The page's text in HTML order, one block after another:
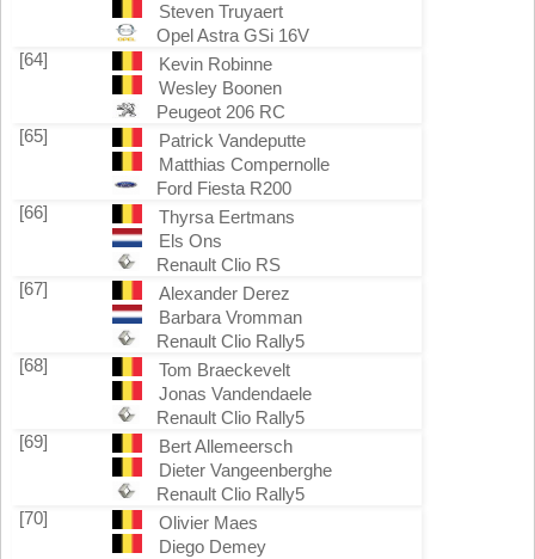
Steven Truyaert
Opel Astra GSi 16V
[64]
Kevin Robinne
Wesley Boonen
Peugeot 206 RC
[65]
Patrick Vandeputte
Matthias Compernolle
Ford Fiesta R200
[66]
Thyrsa Eertmans
Els Ons
Renault Clio RS
[67]
Alexander Derez
Barbara Vromman
Renault Clio Rally5
[68]
Tom Braeckevelt
Jonas Vandendaele
Renault Clio Rally5
[69]
Bert Allemeersch
Dieter Vangeenberghe
Renault Clio Rally5
[70]
Olivier Maes
Diego Demey